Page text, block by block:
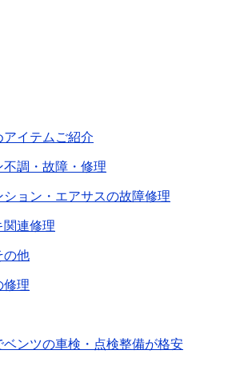
イテムご紹介
調・故障・修理
ョン・エアサスの故障修理
関連修理
の他
修理
ンツの車検・点検整備が格安